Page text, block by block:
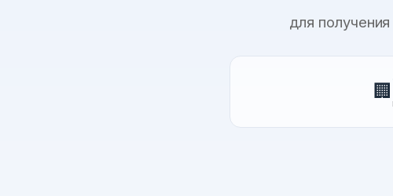
для
🏢